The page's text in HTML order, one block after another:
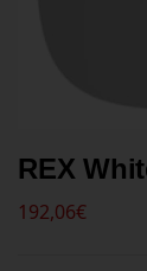
REX
192,06€